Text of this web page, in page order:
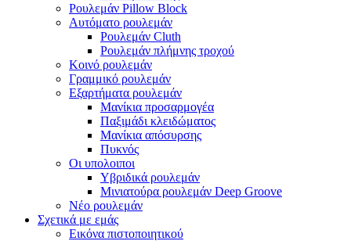
Ρουλεμάν Pillow Block
Αυτόματο ρουλεμάν
Ρουλεμάν Cluth
Ρουλεμάν πλήμνης τροχού
Κοινό ρουλεμάν
Γραμμικό ρουλεμάν
Εξαρτήματα ρουλεμάν
Μανίκια προσαρμογέα
Παξιμάδι κλειδώματος
Μανίκια απόσυρσης
Πυκνός
Οι υπολοιποι
Υβριδικά ρουλεμάν
Μινιατούρα ρουλεμάν Deep Groove
Νέο ρουλεμάν
Σχετικά με εμάς
Εικόνα πιστοποιητικού